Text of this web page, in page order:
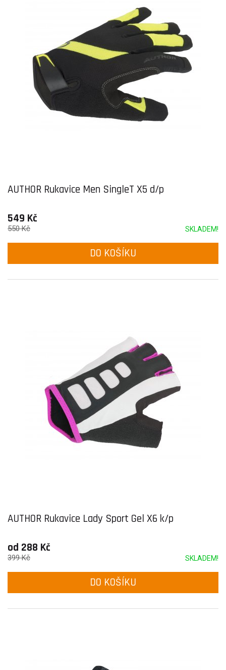
AUTHOR Rukavice Men SingleT X5 d/p
549 Kč
SKLADEM!
550 Kč
DO KOŠÍKU
AUTHOR Rukavice Lady Sport Gel X6 k/p
od 288 Kč
SKLADEM!
399 Kč
DO KOŠÍKU